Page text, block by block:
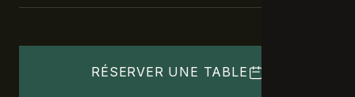
RÉSERVER UNE TABLE